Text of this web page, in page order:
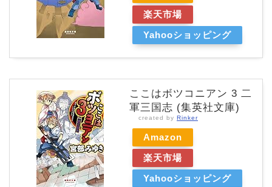
楽天市場
Yahooショッピング
ここはボツコニアン 3 二
軍三国志 (集英社文庫)
created by Rinker
Amazon
楽天市場
Yahooショッピング